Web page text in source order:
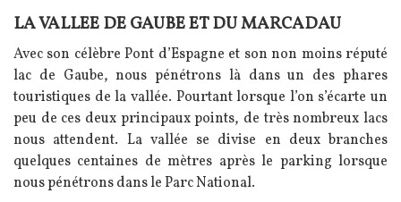
Texte
LA VALLEE DE GAUBE ET DU MARCADAU
Avec son célèbre Pont d’Espagne et son non moins réputé
lac de Gaube, nous pénétrons là dans un des phares
touristiques de la vallée. Pourtant lorsque l’on s’écarte un
peu de ces deux principaux points, de très nombreux lacs
nous attendent. La vallée se divise en deux branches
quelques centaines de mètres après le parking lorsque
nous pénétrons dans le Parc National.